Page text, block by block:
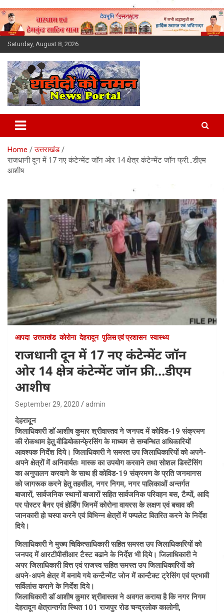
Skip
to
content
Saturday, August 8, 2026
Latest News Today, Breaking
News, Uttarakhand News in
Hindi
Home
उत्तराखंड
राजधानी दून में 17 नए कंटेन्मेंट जॉन ओर 14 क्षेत्र कंटेन्मेंट जॉन फ्री…डीएम
आशीष
आपदा उत्तराखंड कोरोना देहरादून पुलिस एवं प्रशासन स्वास्थ्य
राजधानी दून में 17 नए कंटेन्मेंट जॉन
ओर 14 क्षेत्र कंटेन्मेंट जॉन फ्री…डीएम
आशीष
September 29, 2020 admin
देहरादून
जिलाधिकारी डाॅ आशीष कुमार श्रीवास्तव ने जनपद में कोविड-19 संक्रमण
की रोकथाम हेतु वीडियोकान्फे्रसिंग के माध्यम से सम्बन्धित अधिकारियों
आवश्यक निर्देश दिये। जिलाधिकारी ने समस्त उप जिलाधिकारियों को अपने-
अपने क्षेत्रों में अनिवार्यतः मास्क का उपयोग करवाने तथा सोशल डिस्टेंसिंग
का अनुपालन करवाने के साथ ही कोविड-19 संक्रमण के प्रति जनमानस
को जागरूक करने हेतु तहसील, नगर निगम, नगर पालिकाओं अन्तर्गत
बाजारों, सार्वजनिक स्थानों बाजारों सहित सार्वजनिक परिवहन बस, टैम्पों, आदि
पर पोस्टर बैनर एवं होर्डिंग जिनमें कोरोना वायरस के लक्षण एवं बचाव की
जानकारी हो चस्पा करने एवं विभिन्न क्षेत्रों में पम्पलेट वितरित करने के निर्देश
दिये।
जिलाधिकारी ने मुख्य चिकित्साधिकारी सहित समस्त उप जिलाधिकारियों को
जनपद में आरटीपीसीआर टैस्ट बढाने के निर्देश भी दिये। जिलाधिकारी ने
अपर जिलाधिकारी वित्त एवं राजस्व सहित समस्त उप जिलाधिकारियों को
अपने-अपने क्षेत्र में बनाये गये कन्टैन्मेंट जोन में कान्टैक्ट ट्रेसिंग एवं प्रभावी
सर्विलांस कराने के निर्देश दिये।
जिलाधिकारी डाॅ आशीष कुमार श्रीवास्तव ने अवगत कराया है कि नगर निगम
देहरादून क्षेत्रान्तर्गत स्थित 101 राजपुर रोड चन्द्रलोक कालोनी,